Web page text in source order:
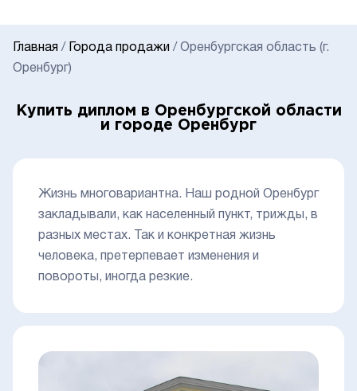
Главная / Города продажи / Оренбургская область (г.
Оренбург)
Купить диплом в Оренбургской области
и городе Оренбург
Жизнь многовариантна. Наш родной Оренбург
закладывали, как населенный пункт, трижды, в
разных местах. Так и конкретная жизнь
человека, претерпевает изменения и
повороты, иногда резкие.